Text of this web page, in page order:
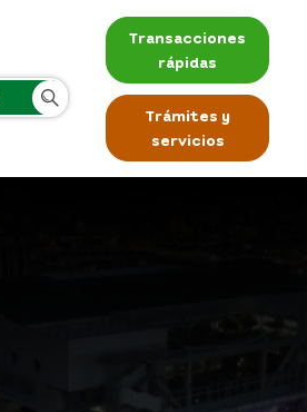
Transacciones
rápidas
Trámites y
servicios